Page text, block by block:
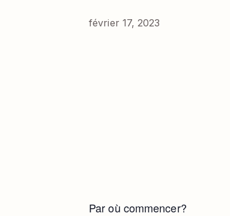
février 17, 2023
Par où commencer?